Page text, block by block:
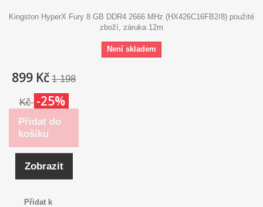
Kingston HyperX Fury 8 GB DDR4 2666 MHz (HX426C16FB2/8) použité
zboží, záruka 12m
Není skladem
899 Kč 1 198
Kč -25%
Přidat do
košíku
Zobrazit
Přidat k